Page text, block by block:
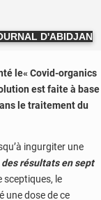
D'ABIDJAN
le« Covid-organics
est faite à base
le traitement du
ingurgiter une
résultats en sept
sceptiques, le
une dose de ce